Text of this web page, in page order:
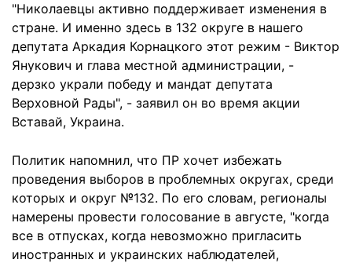
"Николаевцы активно поддерживает изменения в
стране. И именно здесь в 132 округе в нашего
депутата Аркадия Корнацкого этот режим - Виктор
Янукович и глава местной администрации, -
дерзко украли победу и мандат депутата
Верховной Рады", - заявил он во время акции
Вставай, Украина.
Политик напомнил, что ПР хочет избежать
проведения выборов в проблемных округах, среди
которых и округ №132. По его словам, регионалы
намерены провести голосование в августе, "когда
все в отпусках, когда невозможно пригласить
иностранных и украинских наблюдателей,